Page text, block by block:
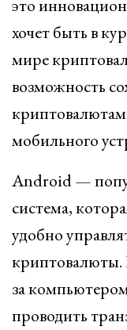
это
хочет быть в
мире
возможность
мобильного
Android —
система,
удобно
криптовалюты.
за
проводить